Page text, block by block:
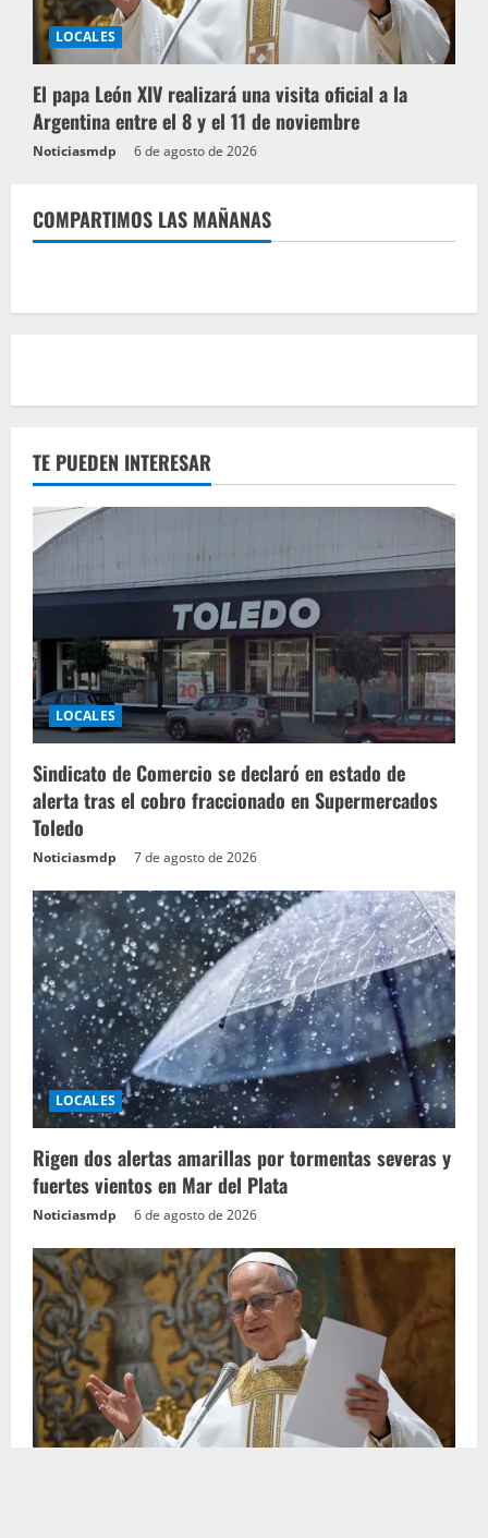
LOCALES
El papa León XIV realizará una visita oficial a la
Argentina entre el 8 y el 11 de noviembre
Noticiasmdp 6 de agosto de 2026
COMPARTIMOS LAS MAÑANAS
TE PUEDEN INTERESAR
LOCALES
Sindicato de Comercio se declaró en estado de
alerta tras el cobro fraccionado en Supermercados
Toledo
Noticiasmdp 7 de agosto de 2026
LOCALES
Rigen dos alertas amarillas por tormentas severas y
fuertes vientos en Mar del Plata
Noticiasmdp 6 de agosto de 2026